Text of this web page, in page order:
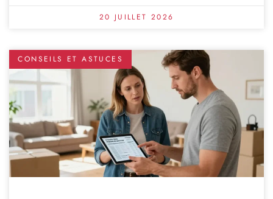
20 JUILLET 2026
CONSEILS ET ASTUCES